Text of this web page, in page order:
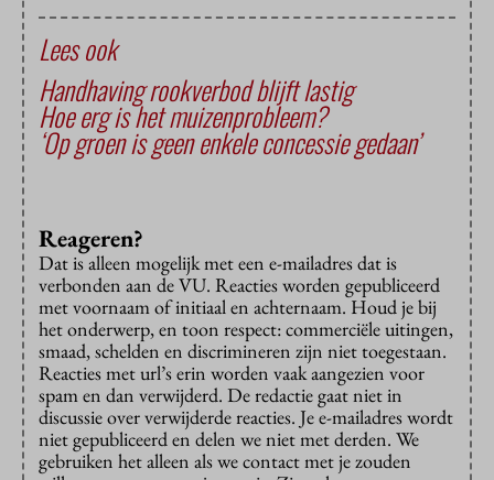
Lees ook
Handhaving rookverbod blijft lastig
Hoe erg is het muizenprobleem?
‘Op groen is geen enkele concessie gedaan’
Reageren?
Dat is alleen mogelijk met een e-mailadres dat is
verbonden aan de VU. Reacties worden gepubliceerd
met voornaam of initiaal en achternaam. Houd je bij
het onderwerp, en toon respect: commerciële uitingen,
smaad, schelden en discrimineren zijn niet toegestaan.
Reacties met url’s erin worden vaak aangezien voor
spam en dan verwijderd. De redactie gaat niet in
discussie over verwijderde reacties. Je e-mailadres wordt
niet gepubliceerd en delen we niet met derden. We
gebruiken het alleen als we contact met je zouden